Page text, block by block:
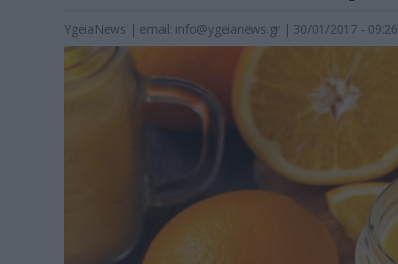
YgeiaNews | email: info@ygeianews.gr | 30/01/2017 - 09:26